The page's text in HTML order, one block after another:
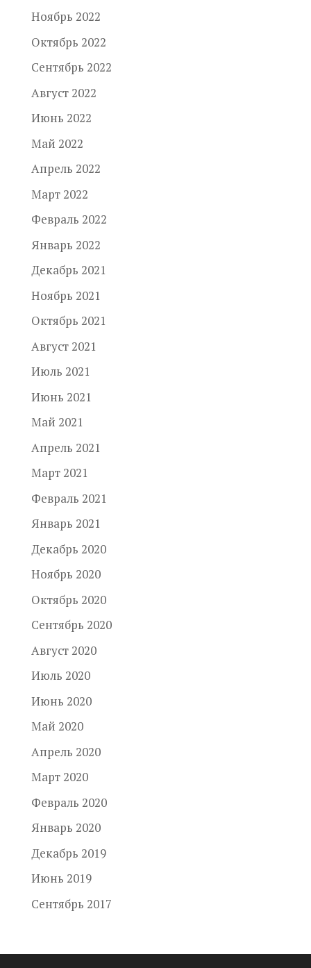
Ноябрь 2022
Октябрь 2022
Сентябрь 2022
Август 2022
Июнь 2022
Май 2022
Апрель 2022
Март 2022
Февраль 2022
Январь 2022
Декабрь 2021
Ноябрь 2021
Октябрь 2021
Август 2021
Июль 2021
Июнь 2021
Май 2021
Апрель 2021
Март 2021
Февраль 2021
Январь 2021
Декабрь 2020
Ноябрь 2020
Октябрь 2020
Сентябрь 2020
Август 2020
Июль 2020
Июнь 2020
Май 2020
Апрель 2020
Март 2020
Февраль 2020
Январь 2020
Декабрь 2019
Июнь 2019
Сентябрь 2017